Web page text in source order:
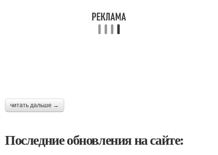
читать дальше →
Последние обновления на сайте: